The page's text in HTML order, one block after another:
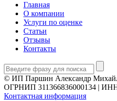
Главная
О компании
Услуги по оценке
Статьи
Отзывы
Контакты
© ИП Паршин Александр
ОГРНИП 311366836000134 | ИНН
Контактная информация